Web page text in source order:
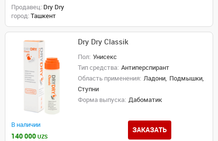
Продавец: Dry Dry
город: Ташкент
Dry Dry Classik
Пол: Унисекс
Тип средства: Антиперспирант
Область применения: Ладони, Подмышки,
Ступни
Форма выпуска: Дабоматик
В наличии
140 000 UZS
ЗАКАЗАТЬ